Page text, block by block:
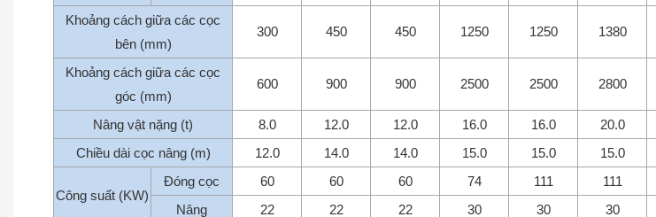
Khoảng cách giữa các cọc
bên (mm)
300 450 450 1250 1250 1380
Khoảng cách giữa các cọc
góc (mm)
600 900 900 2500 2500 2800
Nâng vật nặng (t) 8.0 12.0 12.0 16.0 16.0 20.0
Chiều dài cọc nâng (m)
12.0 14.0 14.0 15.0 15.0 15.0
Công suất (KW)
Đóng cọc 60 60 60 74 111 111
Nâng
22 22 22 30 30 30